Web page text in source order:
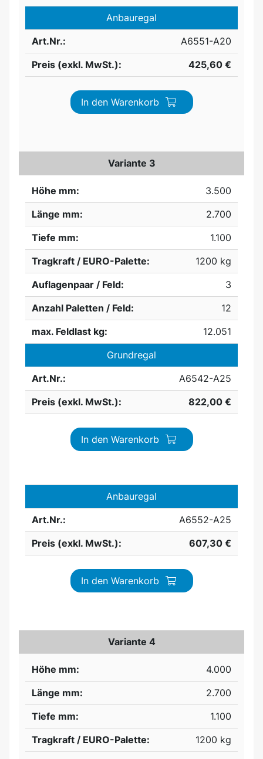
Anbauregal
Art.Nr.:
A6551-A20
Preis (exkl. MwSt.):
425,60 €
In den Warenkorb
Variante 3
Höhe mm:
3.500
Länge mm:
2.700
Tiefe mm:
1.100
Tragkraft / EURO-Palette:
1200 kg
Auflagenpaar / Feld:
3
Anzahl Paletten / Feld:
12
max. Feldlast kg:
12.051
Grundregal
Art.Nr.:
A6542-A25
Preis (exkl. MwSt.):
822,00 €
In den Warenkorb
Anbauregal
Art.Nr.:
A6552-A25
Preis (exkl. MwSt.):
607,30 €
In den Warenkorb
Variante 4
Höhe mm:
4.000
Länge mm:
2.700
Tiefe mm:
1.100
Tragkraft / EURO-Palette:
1200 kg